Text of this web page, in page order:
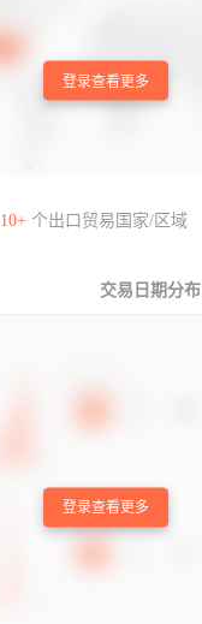
登录查看更多
10+个出口贸易国家/区域
交易日期分布
登录查看更多